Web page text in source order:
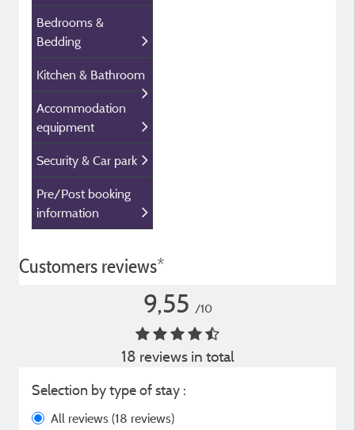
Bedrooms &
Bedding
Kitchen & Bathroom
Accommodation
equipment
Security & Car park
Pre/Post booking
information
Customers reviews*
9,55 /10
18 reviews in total
Selection by type of stay :
All reviews (18 reviews)